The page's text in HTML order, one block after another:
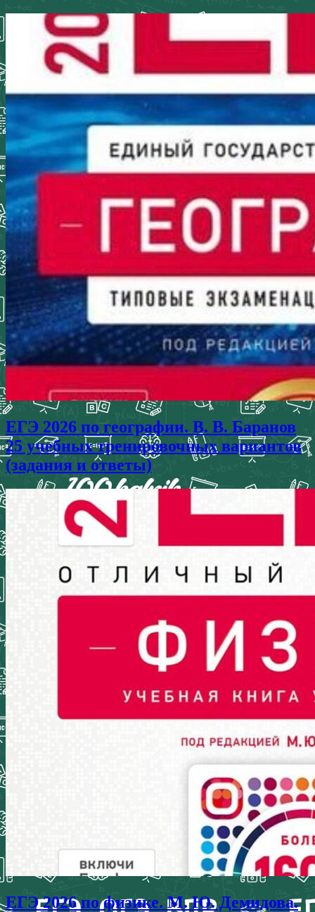
ЕГЭ 2026 по географии. В. В. Баранов
25 учебных тренировочных вариантов
(задания и ответы)
ЕГЭ 2026 по физике. М. Ю. Демидова.